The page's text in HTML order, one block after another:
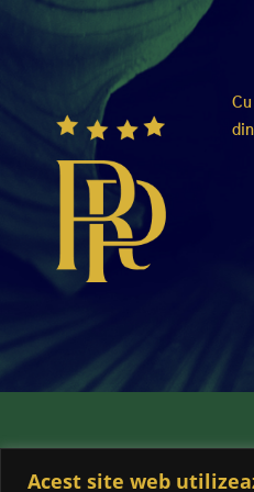
Acest site web